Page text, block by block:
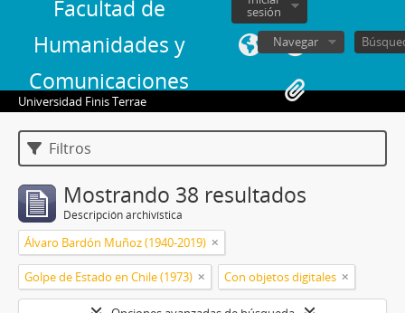
Facultad de
Humanidades y
Comunicaciones
sesión
Navegar
Universidad Finis Terrae
Filtros
Mostrando 38 resultados
Descripción archivística
Álvaro Bardón Muñoz (1940-2019)
Golpe de Estado en Chile (1973) Con objetos digitales